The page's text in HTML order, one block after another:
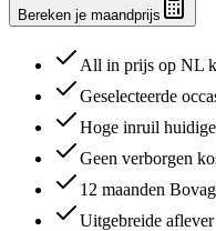
Bereken je maandprijs
All in prijs op NL
Geselecteerde
Hoge inruil
Geen verborgen
12 maanden
Uitgebreide